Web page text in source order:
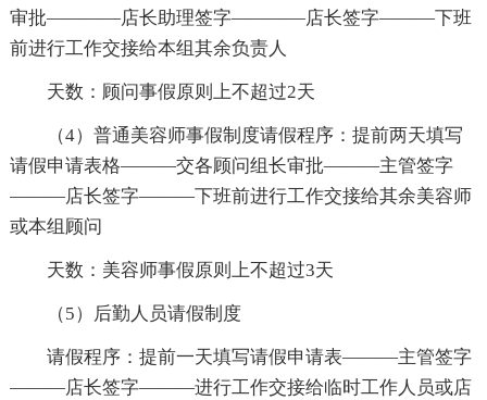
审批————店长助理签字————店长签字———下班
前进行工作交接给本组其余负责人
天数：顾问事假原则上不超过2天
（4）普通美容师事假制度请假程序：提前两天填写
请假申请表格———交各顾问组长审批———主管签字
———店长签字———下班前进行工作交接给其余美容师
或本组顾问
天数：美容师事假原则上不超过3天
（5）后勤人员请假制度
请假程序：提前一天填写请假申请表———主管签字
———店长签字———进行工作交接给临时工作人员或店